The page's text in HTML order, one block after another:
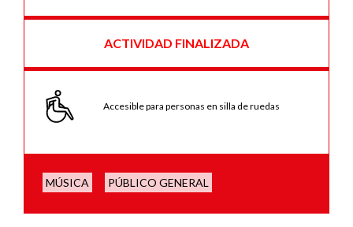
ACTIVIDAD FINALIZADA
Accesible para personas en silla de ruedas
MÚSICA PÚBLICO GENERAL